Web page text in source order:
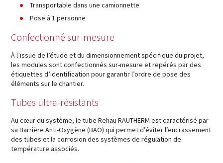
Transportable dans une camionnette
Pose à 1 personne
Confectionné sur-mesure
À l’issue de l’étude et du dimensionnement spécifique du projet,
les modules sont confectionnés sur-mesure et repérés par des
étiquettes d’identification pour garantir l’ordre de pose des
éléments sur le chantier.
Tubes ultra-résistants
Au cœur du système, le tube Rehau RAUTHERM est caractérisé par
sa Barrière Anti-Oxygène (BAO) qui permet d’éviter l’encrassement
des tubes et la corrosion des systèmes de régulation de
température associés.